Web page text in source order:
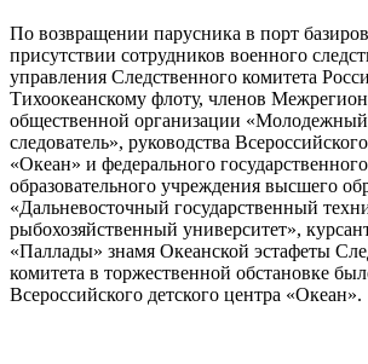
По возвращении парусника в порт
присутствии сотрудников военного
управления Следственного комитета
Тихоокеанскому флоту, членов
общественной организации
следователь», руководства
«Океан» и федерального
образовательного учреждения высшего
«Дальневосточный государственный
рыбохозяйственный университет»,
«Паллады» знамя Океанской эстафеты
комитета в торжественной обстановке
Всероссийского детского центра «Океан».